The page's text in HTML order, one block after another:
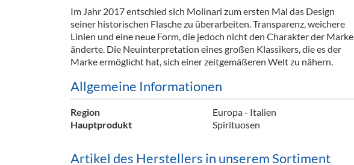
Equipment
Ausschankwagen
Gläser
Kühlanhänger
Theken + Zubehör
Verpackung
Im Jahr 2017 entschied sich Molinari zum ersten Mal das Design
seiner historischen Flasche zu überarbeiten. Transparenz, weichere
Linien und eine neue Form, die jedoch nicht den Charakter der Marke
änderte. Die Neuinterpretation eines großen Klassikers, die es der
Marke ermöglicht hat, sich einer zeitgemäßeren Welt zu nähern.
Allgemeine Informationen
Region
Europa - Italien
Hauptprodukt
Spirituosen
Artikel des Herstellers in unserem Sortiment